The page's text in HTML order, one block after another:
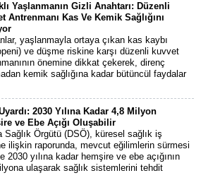
Yaşlanmanın Gizli Anahtarı: Düzenli
Antrenmanı Kas Ve Kemik Sağlığını
yaşlanmayla ortaya çıkan kas kaybı
ve düşme riskine karşı düzenli kuvvet
önemine dikkat çekerek, direnç
kemik sağlığına kadar bütüncül faydalar
2030 Yılına Kadar 4,8 Milyon
ve Ebe Açığı Oluşabilir
Sağlık Örgütü (DSÖ), küresel sağlık iş
ilişkin raporunda, mevcut eğilimlerin sürmesi
2030 yılına kadar hemşire ve ebe açığının
ulaşarak sağlık sistemlerini tehdit